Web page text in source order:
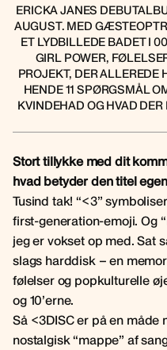
ERICKA JANES
AUGUST. MED
ET LYDBILLEDE BADET I
GIRL POWER,
PROJEKT, DER ALLEREDE
HENDE 11 SPØRGSMÅL
KVINDEHAD OG HVAD
Stort tillykke med dit
hvad betyder den titel
Tusind tak! “<3”
first-generation-emoji. Og
jeg er vokset op med. Sat
slags harddisk – en
følelser og popkulturelle
og 10’erne.
Så <3DISC er på en
nostalgisk “mappe” af